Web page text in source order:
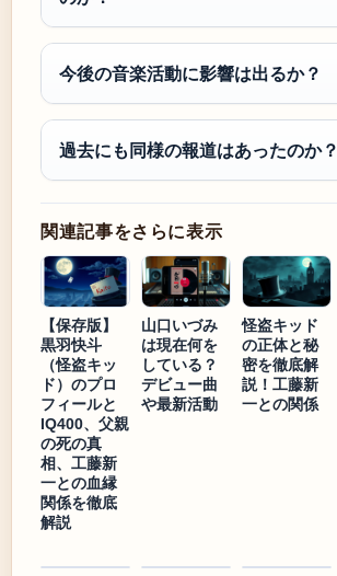
今後の音楽活動に影響は出るか？
過去にも同様の報道はあったのか？
関連記事をさらに表示
【保存版】
黒羽快斗
（怪盗キッ
ド）のプロ
フィールと
IQ400、父親
の死の真
相、工藤新
一との血縁
関係を徹底
解説
山口いづみ
は現在何を
している？
デビュー曲
や最新活動
怪盗キッド
の正体と秘
密を徹底解
説！工藤新
一との関係